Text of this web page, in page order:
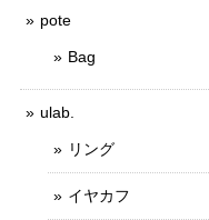
pote
Bag
ulab.
リング
イヤカフ